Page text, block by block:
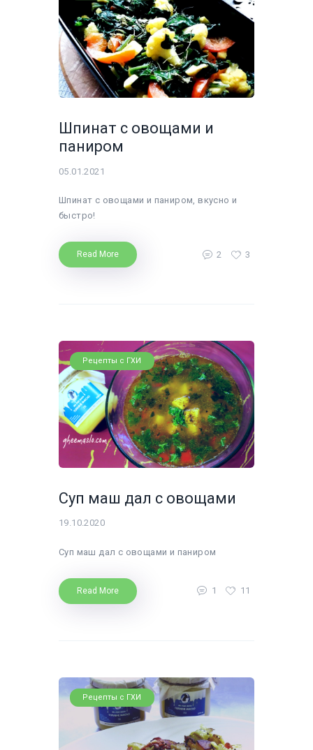
Шпинат с овощами и
паниром
05.01.2021
Шпинат с овощами и паниром, вкусно и
быстро!
Read More 2 3
Рецепты с ГХИ
Суп маш дал с овощами
19.10.2020
Суп маш дал с овощами и паниром
Read More 1 11
Рецепты с ГХИ